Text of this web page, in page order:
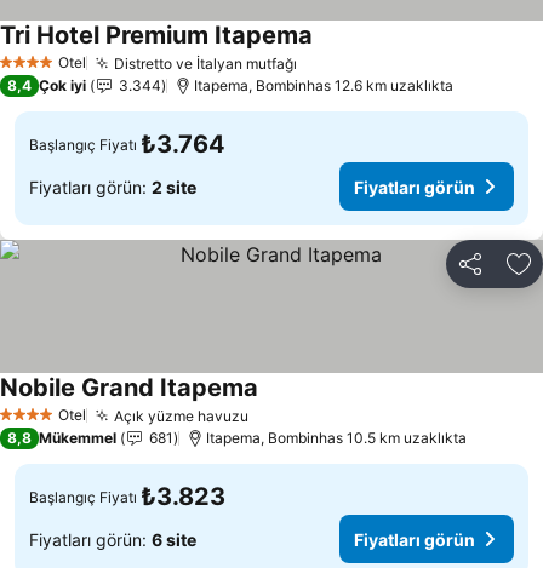
4 Yıldız Otel Distretto ve İtalyan mutfağı
Tri Hotel Premium Itapema
8,4 Çok iyi 3.344 Itapema, Bombinhas 12.6 km uzaklıkta
Başlangıç Fiyatı ₺3.764
Fiyatları görün: 2 site Fiyatları görün
Paylaş
4 Yıldız Otel Açık yüzme havuzu
Nobile Grand Itapema
8,8 Mükemmel 681 Itapema, Bombinhas 10.5 km uzaklıkta
Başlangıç Fiyatı ₺3.823
Fiyatları görün: 6 site Fiyatları görün